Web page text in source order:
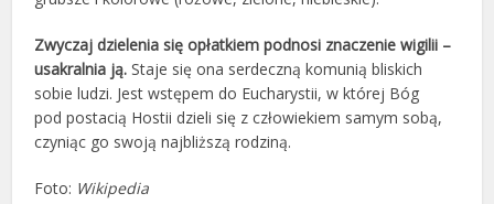
Zwyczaj dzielenia się opłatkiem podnosi znaczenie wigilii –
usakralnia ją. Staje się ona serdeczną komunią bliskich
sobie ludzi. Jest wstępem do Eucharystii, w której Bóg
pod postacią Hostii dzieli się z człowiekiem samym sobą,
czyniąc go swoją najbliższą rodziną.
Foto: Wikipedia